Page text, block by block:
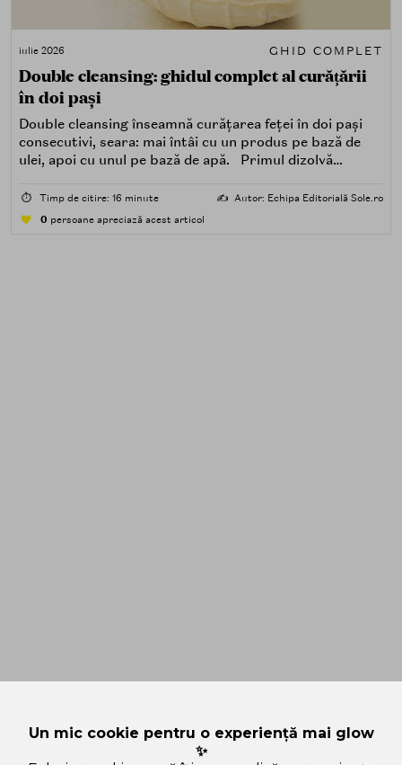
iulie 2026 GHID COMPLET
Double cleansing: ghidul complet al curățării
în doi pași
Double cleansing înseamnă curățarea feței în doi pași
consecutivi, seara: mai întâi cu un produs pe bază de
ulei, apoi cu unul pe bază de apă. Primul dizolvă
poluare. Al doilea îndepărtează impuritățile solubile în
⏱️ Timp de citire: 16 minute ✍️ Autor: Echipa Editorială Sole.ro
0 persoane apreciază acest articol
Un mic cookie pentru o experiență mai glow
✨